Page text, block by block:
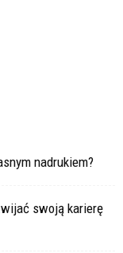
nadrukiem?
swoją karierę